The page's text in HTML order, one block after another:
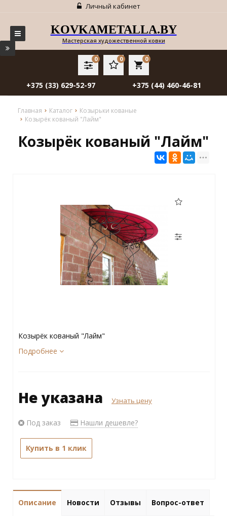
Личный кабинет
KOVKAMETALLA.BY
Мастерская художественной ковки
local_grocery_store
0
0
0
+375 (33) 629-52-97 +375 (44) 460-46-81
Главная Каталог
Козырьки кованые
Козырёк кованый "Лайм"
Козырёк кованый "Лайм"
Козырёк кованый "Лайм"
Подробнее
Не указана Узнать цену
Под заказ Нашли дешевле?
Купить в 1 клик
Описание Новости Отзывы Вопрос-ответ